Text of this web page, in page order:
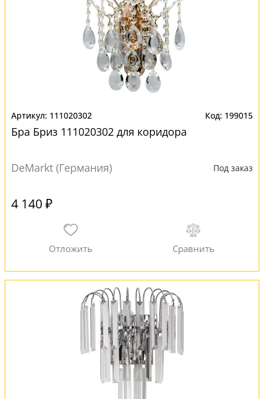
111020302 199015
Бра Бриз 111020302 для коридора
DeMarkt (Германия) Под заказ
4 140 ₽